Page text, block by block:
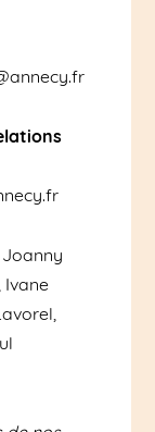
Joanny
Ivane